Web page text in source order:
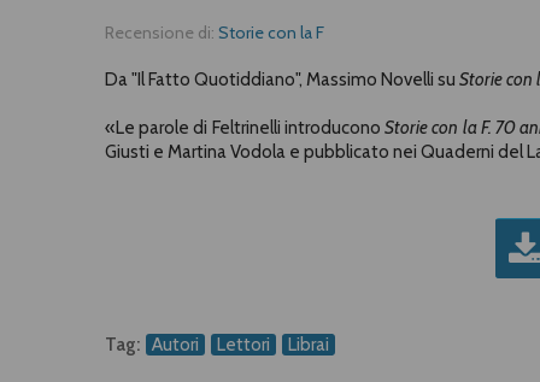
Recensione di: Storie con la F
Da "Il Fatto Quotiddiano", Massimo Novelli su Storie con
«Le parole di Feltrinelli introduconoStorie con la F. 70
Giusti e Martina Vodola e pubblicato nei Quaderni del
Tag: Autori Lettori Librai